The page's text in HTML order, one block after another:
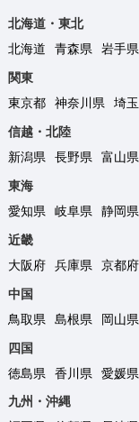
北海道・東北
北海道
青森県 岩手県
関東
東京都
神奈川県 埼
信越・北陸
新潟県
長野県 富山県
東海
愛知県
岐阜県 静岡県
近畿
大阪府
兵庫県 京都府
中国
鳥取県
島根県 岡山県
四国
徳島県
香川県 愛媛県
九州・沖縄